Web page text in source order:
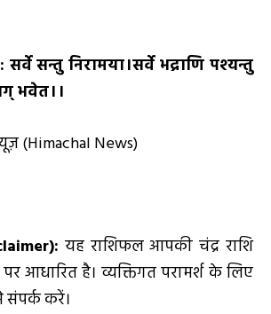
सन्तु निरामया।सर्वे भद्राणि पश्यन्तु
भवेत।।
(Himachal News)
यह राशिफल आपकी चंद्र राशि
आधारित है। व्यक्तिगत परामर्श के लिए
संपर्क करें।